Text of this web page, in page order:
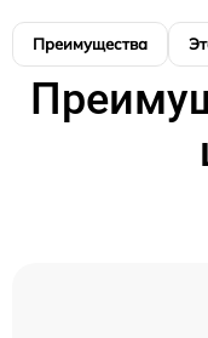
Преимущества